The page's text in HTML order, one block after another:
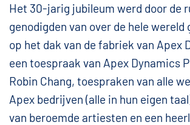
Het 30-jarig jubileum werd door de
genodigden van over de hele wereld
op het dak van de fabriek van Apex
een toespraak van Apex Dynamics
Robin Chang, toespraken van alle
Apex bedrijven (alle in hun eigen
van beroemde artiesten en een